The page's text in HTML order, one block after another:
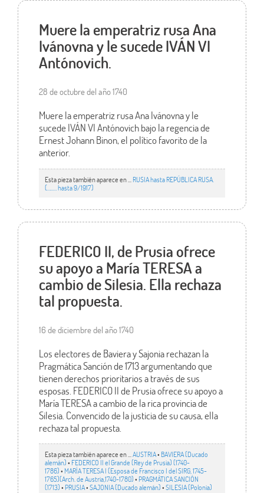
Muere la emperatriz rusa Ana
Ivánovna y le sucede IVÁN VI
Antónovich.
28 de octubre del año 1740
Muere la emperatriz rusa Ana Ivánovna y le
sucede IVÁN VI Antónovich bajo la regencia de
Ernest Johann Binon, el político favorito de la
anterior.
Esta pieza también aparece en ... RUSIA hasta REPÚBLICA RUSA.
(…..… hasta 9/1917)
FEDERICO II, de Prusia ofrece
su apoyo a María TERESA a
cambio de Silesia. Ella rechaza
tal propuesta.
16 de diciembre del año 1740
Los electores de Baviera y Sajonia rechazan la
Pragmática Sanción de 1713 argumentando que
tienen derechos prioritarios a través de sus
esposas. FEDERICO II de Prusia ofrece su apoyo a
María TERESA a cambio de la rica provincia de
Silesia. Convencido de la justicia de su causa, ella
rechaza tal propuesta.
Esta pieza también aparece en ... AUSTRIA• BAVIERA (Ducado
alemán)• FEDERICO II el Grande (Rey de Prusia) (1740-
1786)• MARÍA TERESA I (Esposa de Francisco I del SIRG, 1745-
1765)(Arch. de Austria,1740-1780)• PRAGMÁTICA SANCIÓN
(1713)• PRUSIA•SAJONIA (Ducado alemán)•SILESIA (Polonia)